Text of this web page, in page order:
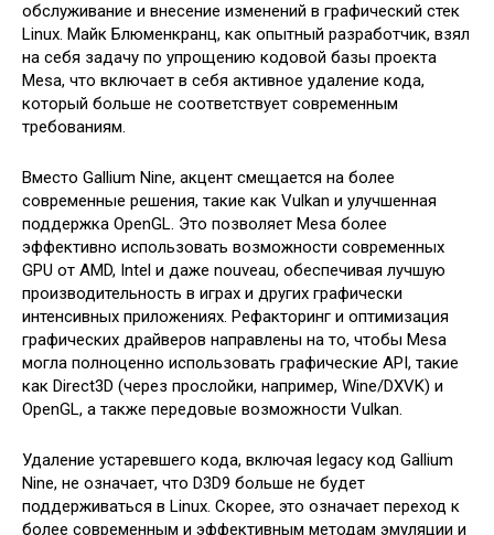
обслуживание и внесение изменений в графический стек
Linux. Майк Блюменкранц, как опытный разработчик, взял
на себя задачу по упрощению кодовой базы проекта
Mesa, что включает в себя активное удаление кода,
который больше не соответствует современным
требованиям.
Вместо Gallium Nine, акцент смещается на более
современные решения, такие как Vulkan и улучшенная
поддержка OpenGL. Это позволяет Mesa более
эффективно использовать возможности современных
GPU от AMD, Intel и даже nouveau, обеспечивая лучшую
производительность в играх и других графически
интенсивных приложениях. Рефакторинг и оптимизация
графических драйверов направлены на то, чтобы Mesa
могла полноценно использовать графические API, такие
как Direct3D (через прослойки, например, Wine/DXVK) и
OpenGL, а также передовые возможности Vulkan.
Удаление устаревшего кода, включая legacy код Gallium
Nine, не означает, что D3D9 больше не будет
поддерживаться в Linux. Скорее, это означает переход к
более современным и эффективным методам эмуляции и